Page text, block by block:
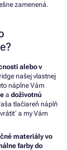
zamenená.
alebo v
našej vlastnej
náplne Vám
a doživotnú
tlačiareň náplň
a my Vám
materiály vo
farby do